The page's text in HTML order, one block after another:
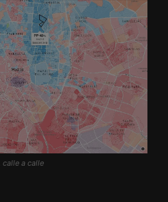
calle a calle